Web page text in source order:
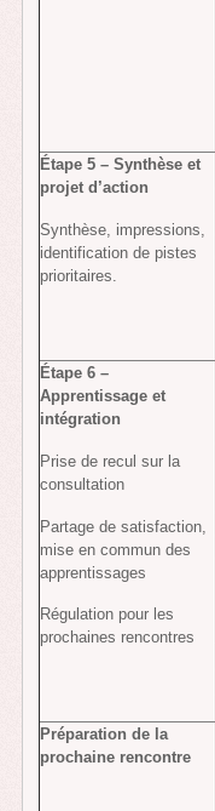
Étape 5 – Synthèse et
projet d’action
Synthèse, impressions,
identification de pistes
prioritaires.
Étape 6 –
Apprentissage et
intégration
Prise de recul sur la
consultation
Partage de satisfaction,
mise en commun des
apprentissages
Régulation pour les
prochaines rencontres
Préparation de la
prochaine rencontre